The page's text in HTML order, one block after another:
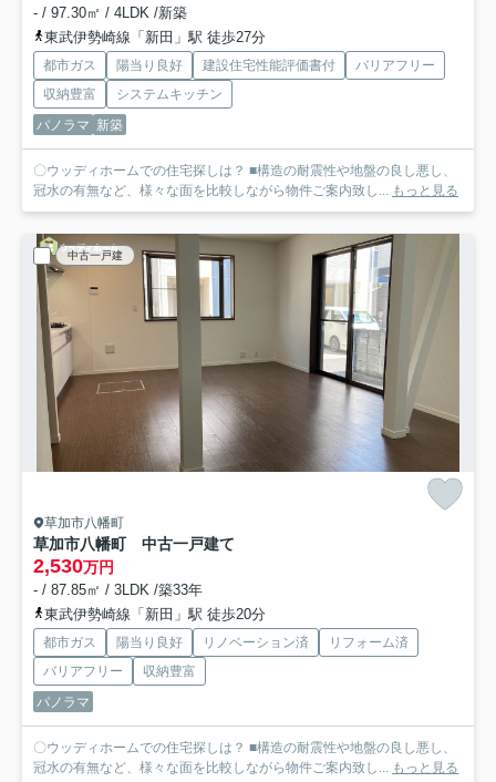
- / 97.30㎡ / 4LDK /新築
東武伊勢崎線「新田」駅 徒歩27分
都市ガス 陽当り良好 建設住宅性能評価書付
バリアフリー
収納豊富
システムキッチン
パノラマ 新築
〇ウッディホームでの住宅探しは？ ■構造の耐震性や地盤の良し悪し、
冠水の有無など、様々な面を比較しながら物件ご案内致し...
もっと見る
中古一戸建
草加市八幡町
草加市八幡町 中古一戸建て
2,530万円
- / 87.85㎡ / 3LDK /築33年
東武伊勢崎線「新田」駅 徒歩20分
都市ガス 陽当り良好 リノベーション済
リフォーム済
バリアフリー
収納豊富
パノラマ
〇ウッディホームでの住宅探しは？ ■構造の耐震性や地盤の良し悪し、
冠水の有無など、様々な面を比較しながら物件ご案内致し...
もっと見る